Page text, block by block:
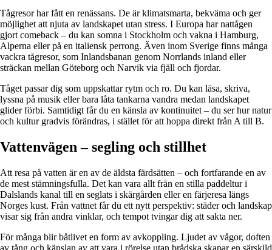
Tågresor har fått en renässans. De är klimatsmarta, bekväma och ger
möjlighet att njuta av landskapet utan stress. I Europa har nattågen
gjort comeback – du kan somna i Stockholm och vakna i Hamburg,
Alperna eller på en italiensk perrong. Även inom Sverige finns många
vackra tågresor, som Inlandsbanan genom Norrlands inland eller
sträckan mellan Göteborg och Narvik via fjäll och fjordar.
Tåget passar dig som uppskattar rytm och ro. Du kan läsa, skriva,
lyssna på musik eller bara låta tankarna vandra medan landskapet
glider förbi. Samtidigt får du en känsla av kontinuitet – du ser hur natur
och kultur gradvis förändras, i stället för att hoppa direkt från A till B.
Vattenvägen – segling och stillhet
Att resa på vatten är en av de äldsta färdsätten – och fortfarande en av
de mest stämningsfulla. Det kan vara allt från en stilla paddeltur i
Dalslands kanal till en seglats i skärgården eller en färjeresa längs
Norges kust. Från vattnet får du ett nytt perspektiv: städer och landskap
visar sig från andra vinklar, och tempot tvingar dig att sakta ner.
För många blir båtlivet en form av avkoppling. Ljudet av vågor, doften